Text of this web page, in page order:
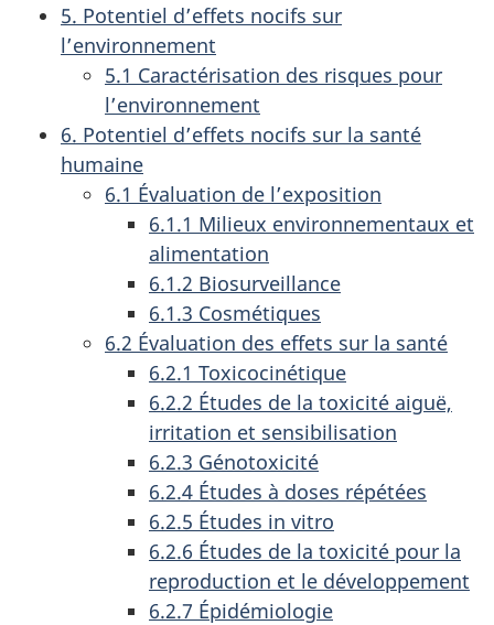
5. Potentiel d’effets nocifs sur
l’environnement
5.1 Caractérisation des risques pour
l’environnement
6. Potentiel d’effets nocifs sur la santé
humaine
6.1 Évaluation de l’exposition
6.1.1 Milieux environnementaux et
alimentation
6.1.2 Biosurveillance
6.1.3 Cosmétiques
6.2 Évaluation des effets sur la santé
6.2.1 Toxicocinétique
6.2.2 Études de la toxicité aiguë,
irritation et sensibilisation
6.2.3 Génotoxicité
6.2.4 Études à doses répétées
6.2.5 Études in vitro
6.2.6 Études de la toxicité pour la
reproduction et le développement
6.2.7 Épidémiologie